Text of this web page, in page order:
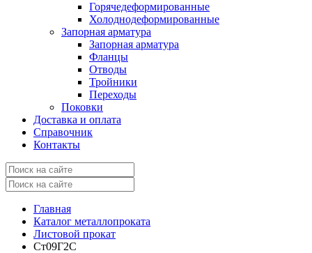
Горячедеформированные
Холоднодеформированные
Запорная арматура
Запорная арматура
Фланцы
Отводы
Тройники
Переходы
Поковки
Доставка и оплата
Справочник
Контакты
Главная
Каталог металлопроката
Листовой прокат
Ст09Г2С